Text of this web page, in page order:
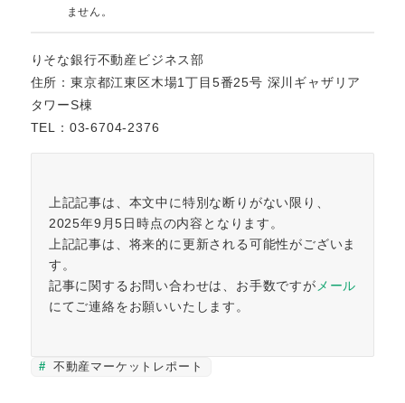
ません。
りそな銀行不動産ビジネス部
住所：東京都江東区木場1丁目5番25号 深川ギャザリア
タワーS棟
TEL：03-6704-2376
上記記事は、本文中に特別な断りがない限り、
2025年9月5日時点の内容となります。
上記記事は、将来的に更新される可能性がございま
す。
記事に関するお問い合わせは、お手数ですが メール
にてご連絡をお願いいたします。
不動産マーケットレポート